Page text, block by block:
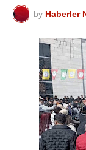
by Haberler